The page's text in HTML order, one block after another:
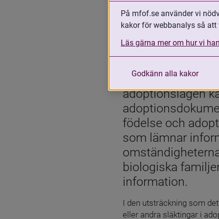
10 maj 2023
Skriv ut
bistå den
adoptionslagen
födelse och
som lämnar
biologiska
information.
I den utsträckning som
eller andra släktingar i
På mfof.se använder vi
kakor för webbanalys så
Läs gärna mer om hur vi
Godkänn alla kakor